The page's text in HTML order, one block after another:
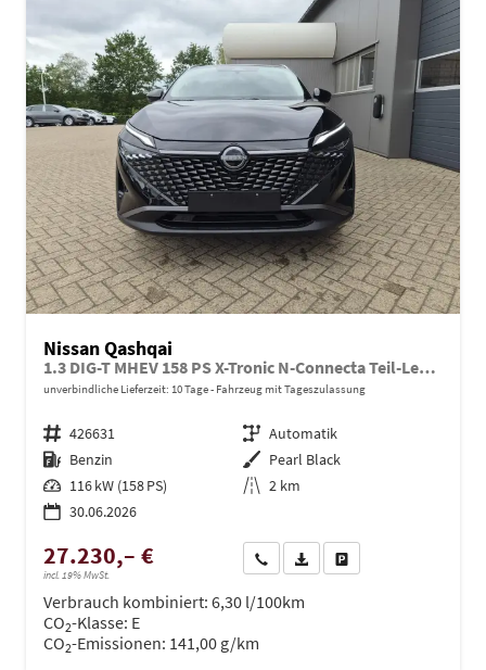
Nissan Qashqai
1.3 DIG-T MHEV 158 PS X-Tronic N-Connecta Teil-Leder PanoGlasdach Klimaautomatik Sitzheizung Lenkradheizung Navi ACC PDC v+h 360°Kamera DAB Bluetooth Touchscreen Apple CarPlay Android Auto 18"LM
unverbindliche Lieferzeit: 10 Tage Fahrzeug mit Tageszulassung
Fahrzeugnr. 426631 Getriebe Automatik
Kraftstoff Benzin Außenfarbe Pearl Black
Leistung 116 kW (158 PS) Kilometerstand 2 km
30.06.2026
27.230,– €
incl. 19% MwSt.
Wir rufen Sie anPDF-Datei, Fahrzeugexposé
Verbrauch kombiniert: 6,30 l/100km
CO2-Klasse: E
CO2-Emissionen: 141,00 g/km